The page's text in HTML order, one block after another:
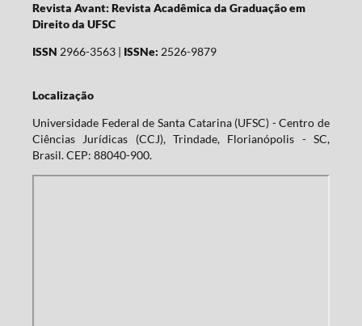
Revista Avant: Revista Acadêmica da Graduação em
Direito da UFSC
ISSN 2966-3563 | ISSNe: 2526-9879
Localização
Universidade Federal de Santa Catarina (UFSC) - Centro de
Ciências Jurídicas (CCJ), Trindade, Florianópolis - SC,
Brasil. CEP: 88040-900.